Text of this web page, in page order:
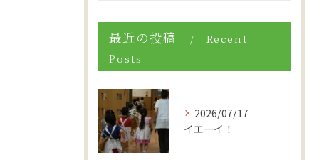
最近の投稿
Recent
Posts
2026/07/17
イエーイ！